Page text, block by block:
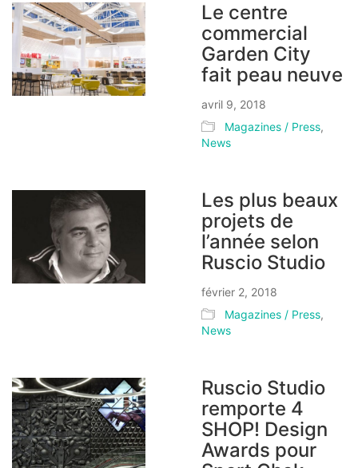
Le centre
commercial
Garden City
fait peau neuve
avril 9, 2018
Magazines / Press,
News
Les plus beaux
projets de
l’année selon
Ruscio Studio
février 2, 2018
Magazines / Press,
News
Ruscio Studio
remporte 4
SHOP! Design
Awards pour